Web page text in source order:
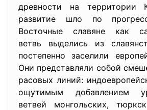
древности на территории
развитие шло по
Восточные славяне как
ветвь выделись из
постепенно заселили
Они представляли собой
расовых линий:
ощутимым добавлением
ветвей монгольских,